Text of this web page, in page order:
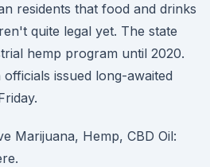
residents that food and drinks
quite legal yet. The state
hemp program until 2020.
issued long-awaited
Marijuana, Hemp, CBD Oil: